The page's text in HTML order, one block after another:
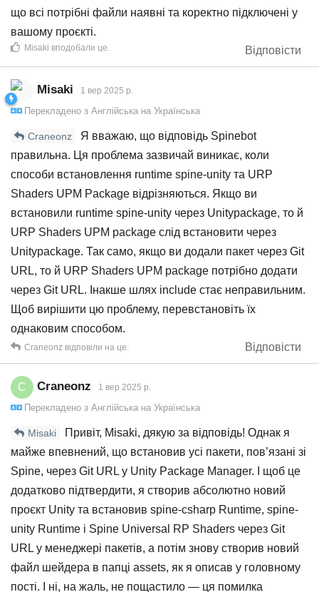
що всі потрібні файли наявні та коректно підключені у
вашому проєкті.
Відповісти
Misaki вподобали це
Misaki 1 вер 2025 р.
Перекладено з Англійська на Українська
Craneonz
Я вважаю, що відповідь Spinebot
правильна. Ця проблема зазвичай виникає, коли
способи встановлення runtime spine-unity та URP
Shaders UPM Package відрізняються. Якщо ви
встановили runtime spine-unity через Unitypackage, то й
URP Shaders UPM package слід встановити через
Unitypackage. Так само, якщо ви додали пакет через Git
URL, то й URP Shaders UPM package потрібно додати
через Git URL. Інакше шлях include стає неправильним.
Щоб вирішити цю проблему, перевстановіть їх
однаковим способом.
Відповісти
Craneonz відповіли на це.
C Craneonz 1 вер 2025 р.
Перекладено з Англійська на Українська
Misaki
Привіт, Misaki, дякую за відповідь! Однак я
майже впевнений, що встановив усі пакети, пов’язані зі
Spine, через Git URL у Unity Package Manager. І щоб це
додатково підтвердити, я створив абсолютно новий
проєкт Unity та встановив spine-csharp Runtime, spine-
unity Runtime і Spine Universal RP Shaders через Git
URL у менеджері пакетів, а потім знову створив новий
файл шейдера в папці assets, як я описав у головному
пості. І ні, на жаль, не пощастило — ця помилка